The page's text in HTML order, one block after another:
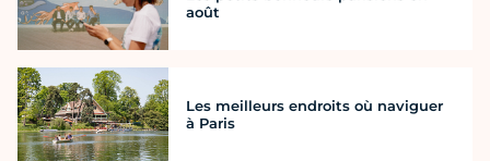
août
Les meilleurs endroits où naviguer
à Paris